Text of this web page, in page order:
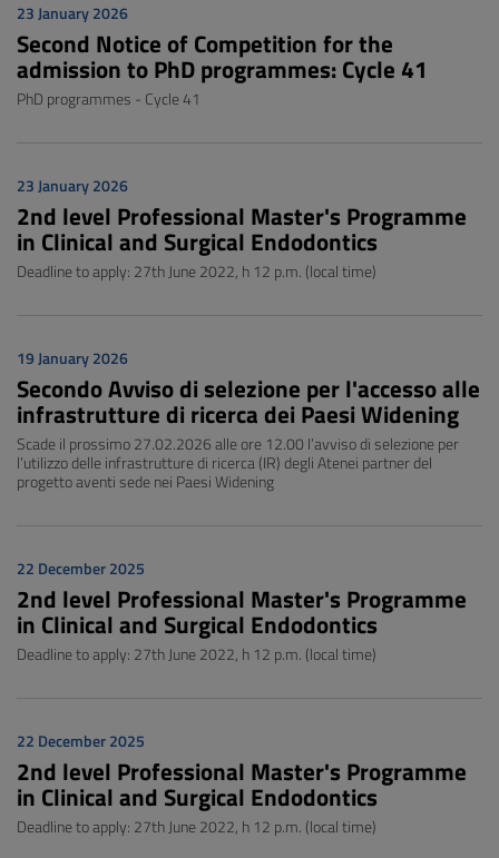
23 January 2026
Second Notice of Competition for the
admission to PhD programmes: Cycle 41
PhD programmes - Cycle 41
23 January 2026
2nd level Professional Master's Programme
in Clinical and Surgical Endodontics
Deadline to apply: 27th June 2022, h 12 p.m. (local time)
19 January 2026
Secondo Avviso di selezione per l'accesso alle
infrastrutture di ricerca dei Paesi Widening
Scade il prossimo 27.02.2026 alle ore 12.00 l’avviso di selezione per
l’utilizzo delle infrastrutture di ricerca (IR) degli Atenei partner del
progetto aventi sede nei Paesi Widening
22 December 2025
2nd level Professional Master's Programme
in Clinical and Surgical Endodontics
Deadline to apply: 27th June 2022, h 12 p.m. (local time)
22 December 2025
2nd level Professional Master's Programme
in Clinical and Surgical Endodontics
Deadline to apply: 27th June 2022, h 12 p.m. (local time)